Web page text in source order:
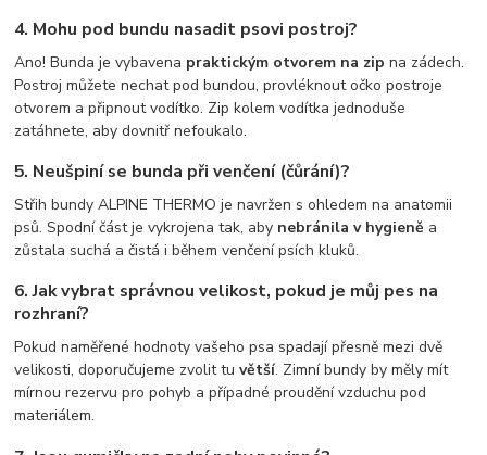
4. Mohu pod bundu nasadit psovi postroj?
Ano! Bunda je vybavena praktickým otvorem na zip na zádech.
Postroj můžete nechat pod bundou, provléknout očko postroje
otvorem a připnout vodítko. Zip kolem vodítka jednoduše
zatáhnete, aby dovnitř nefoukalo.
5. Neušpiní se bunda při venčení (čůrání)?
Střih bundy ALPINE THERMO je navržen s ohledem na anatomii
psů. Spodní část je vykrojena tak, aby nebránila v hygieně a
zůstala suchá a čistá i během venčení psích kluků.
6. Jak vybrat správnou velikost, pokud je můj pes na
rozhraní?
Pokud naměřené hodnoty vašeho psa spadají přesně mezi dvě
velikosti, doporučujeme zvolit tuvětší. Zimní bundy by měly mít
mírnou rezervu pro pohyb a případné proudění vzduchu pod
materiálem.